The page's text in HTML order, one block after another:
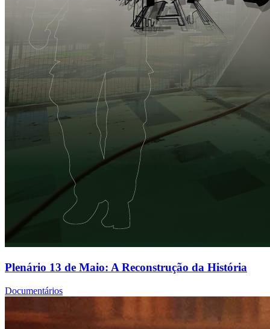
Plenário 13 de Maio: A Reconstrução da História
Documentários